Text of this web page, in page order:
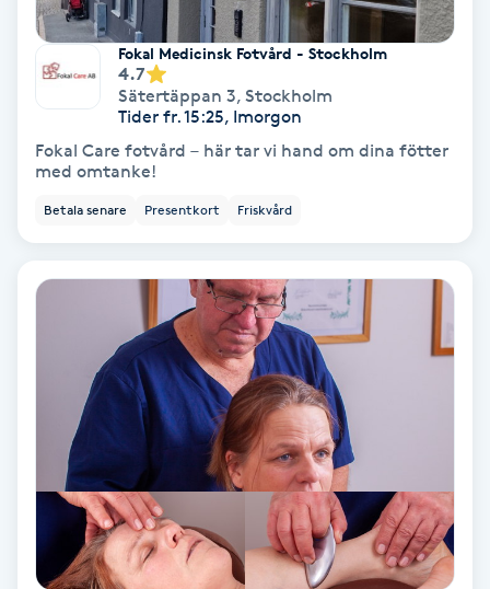
Tuina-massage
Tatueringsborttagning
Thaimassage
Toning
Fokal Medicinsk Fotvård - Stockholm
4.7
Sätertäppan 3, Stockholm
Tider fr. 15:25, Imorgon
Fokal Care fotvård – här tar vi hand om dina fötter
med omtanke!
Betala senare Presentkort Friskvård